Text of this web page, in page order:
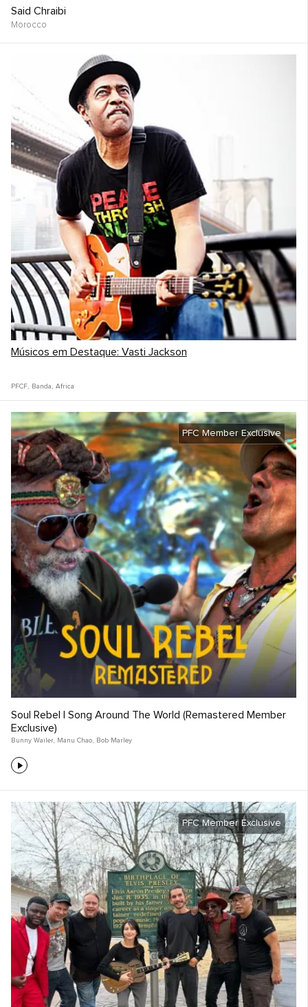
Said Chraibi
Morocco
Músicos em Destaque: Vasti Jackson
PFCF, Banda , Africa
PFC Member Exclusive
Soul Rebel | Song Around The World (Remastered Member
Exclusive)
Bunny Wailer, Manu Chao, Bob Marley
PFC Member Exclusive